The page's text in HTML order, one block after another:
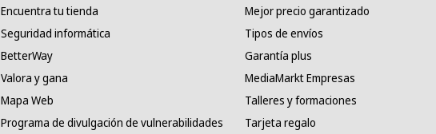
Encuentra tu tienda
Seguridad informática
BetterWay
Valora y gana
Mapa Web
Programa de divulgación de vulnerabilidades
Mejor precio garantizado
Tipos de envíos
Garantía plus
MediaMarkt Empresas
Talleres y formaciones
Tarjeta regalo